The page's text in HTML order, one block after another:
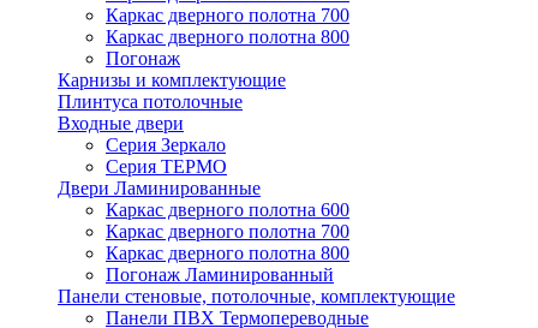
Каркас дверного полотна 700
Каркас дверного полотна 800
Погонаж
Карнизы и комплектующие
Плинтуса потолочные
Входные двери
Серия Зеркало
Серия ТЕРМО
Двери Ламинированные
Каркас дверного полотна 600
Каркас дверного полотна 700
Каркас дверного полотна 800
Погонаж Ламинированный
Панели стеновые, потолочные, комплектующие
Панели ПВХ Термопереводные